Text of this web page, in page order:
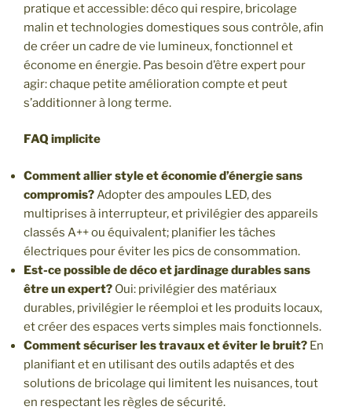
pratique et accessible: déco qui respire, bricolage
malin et technologies domestiques sous contrôle, afin
de créer un cadre de vie lumineux, fonctionnel et
économe en énergie. Pas besoin d’être expert pour
agir: chaque petite amélioration compte et peut
s’additionner à long terme.
FAQ implicite
Comment allier style et économie d’énergie sans
compromis?Adopter des ampoules LED, des
multiprises à interrupteur, et privilégier des appareils
classés A++ ou équivalent; planifier les tâches
électriques pour éviter les pics de consommation.
Est-ce possible de déco et jardinage durables sans
être un expert? Oui: privilégier des matériaux
durables, privilégier le réemploi et les produits locaux,
et créer des espaces verts simples mais fonctionnels.
Comment sécuriser les travaux et éviter le bruit? En
planifiant et en utilisant des outils adaptés et des
solutions de bricolage qui limitent les nuisances, tout
en respectant les règles de sécurité.